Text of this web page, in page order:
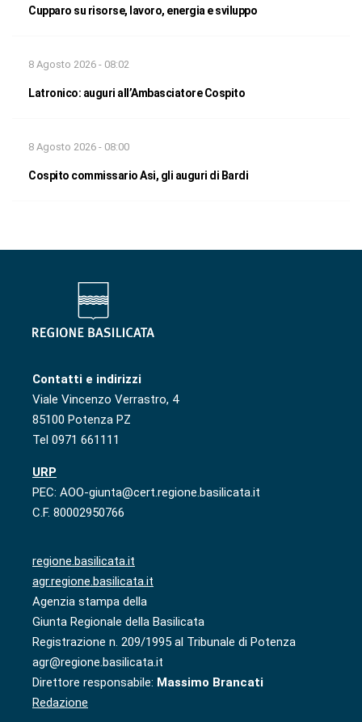
Cupparo su risorse, lavoro, energia e sviluppo
8 Agosto 2026 - 08:02
Latronico: auguri all’Ambasciatore Cospito
8 Agosto 2026 - 08:00
Cospito commissario Asi, gli auguri di Bardi
Contatti e indirizzi
Viale Vincenzo Verrastro, 4
85100 Potenza PZ
Tel 0971 661111
URP
PEC: AOO-giunta@cert.regione.basilicata.it
C.F. 80002950766
regione.basilicata.it
agr.regione.basilicata.it
Agenzia stampa della
Giunta Regionale della Basilicata
Registrazione n. 209/1995 al Tribunale di Potenza
agr@regione.basilicata.it
Direttore responsabile: Massimo Brancati
Redazione